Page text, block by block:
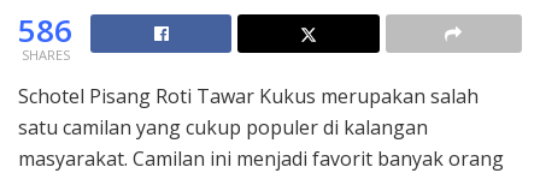
586
SHARES
Schotel Pisang Roti Tawar Kukus merupakan salah
satu camilan yang cukup populer di kalangan
masyarakat. Camilan ini menjadi favorit banyak orang